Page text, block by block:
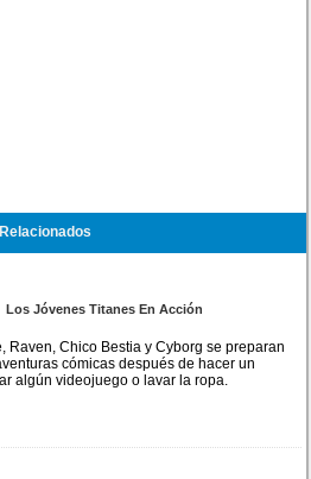
Relacionados
Los Jóvenes Titanes En Acción
Raven, Chico Bestia y Cyborg se preparan
cómicas después de hacer un
algún videojuego o lavar la ropa.